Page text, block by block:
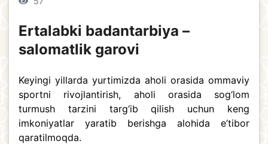
Ertalabki badantarbiya –
salomatlik garovi
Keyingi yillarda yurtimizda aholi orasida ommaviy
sportni rivojlantirish, aholi orasida sog‘lom
turmush tarzini targ‘ib qilish uchun keng
imkoniyatlar yaratib berishga alohida e’tibor
qaratilmoqda.